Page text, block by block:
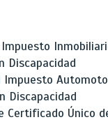
Impuesto
Discapacidad
Impuesto
Discapacidad
Certificado Único